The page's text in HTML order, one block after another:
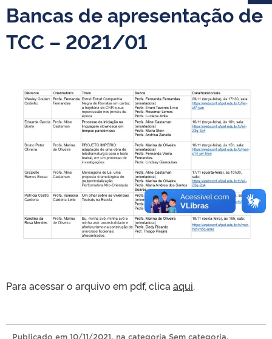
Bancas de apresentação de
TCC – 2021/01
Para acessar o arquivo em pdf, clica aqui.
Publicado em 10/11/2021, na categoria Sem categoria.